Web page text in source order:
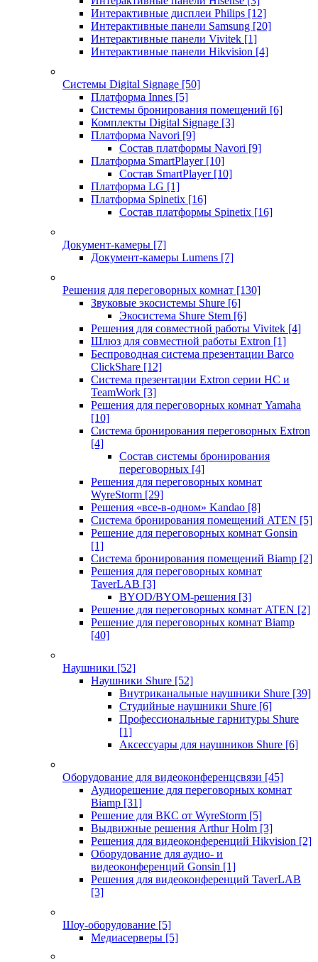
Интерактивные дисплеи Philips [12]
Интерактивные панели Samsung [20]
Интерактивные панели Vivitek [1]
Интерактивные панели Hikvision [4]
Системы Digital Signage [50]
Платформа Innes [5]
Системы бронирования помещений [6]
Комплекты Digital Signage [3]
Платформа Navori [9]
Состав платформы Navori [9]
Платформа SmartPlayer [10]
Состав SmartPlayer [10]
Платформа LG [1]
Платформа Spinetix [16]
Состав платформы Spinetix [16]
Документ-камеры [7]
Документ-камеры Lumens [7]
Решения для переговорных комнат [130]
Звуковые экосистемы Shure [6]
Экосистема Shure Stem [6]
Решения для совместной работы Vivitek [4]
Шлюз для совместной работы Extron [1]
Беспроводная система презентации Barco
ClickShare [12]
Система презентации Extron серии HC и
TeamWork [3]
Решения для переговорных комнат Yamaha
[10]
Система бронирования переговорных Extron
[4]
Состав системы бронирования
переговорных [4]
Решения для переговорных комнат
WyreStorm [29]
Решения «все-в-одном» Kandao [8]
Система бронирования помещений ATEN [5]
Решение для переговорных комнат Gonsin
[1]
Система бронирования помещений Biamp [2]
Решения для переговорных комнат
TaverLAB [3]
BYOD/BYOM-решения [3]
Решение для переговорных комнат ATEN [2]
Решение для переговорных комнат Biamp
[40]
Наушники [52]
Наушники Shure [52]
Внутриканальные наушники Shure [39]
Студийные наушники Shure [6]
Профессиональные гарнитуры Shure
[1]
Аксессуары для наушников Shure [6]
Оборудование для видеоконференцсвязи [45]
Аудиорешение для переговорных комнат
Biamp [31]
Решение для ВКС от WyreStorm [5]
Выдвижные решения Arthur Holm [3]
Решения для видеоконференций Hikvision [2]
Оборудование для аудио- и
видеоконференций Gonsin [1]
Решения для видеоконференций TaverLAB
[3]
Шоу-оборудование [5]
Медиасерверы [5]